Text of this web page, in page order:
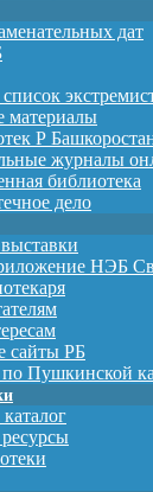
дат
материалы
Р
журналы
библиотека
дело
НЭБ
сайты РБ
Пушкинской